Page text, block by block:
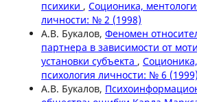
психики , Соционика,
личности: № 2 (1998)
А.В. Букалов, Феномен
партнера в зависимости от
установки субъекта ,
психология личности: № 6 (1999)
А.В. Букалов,